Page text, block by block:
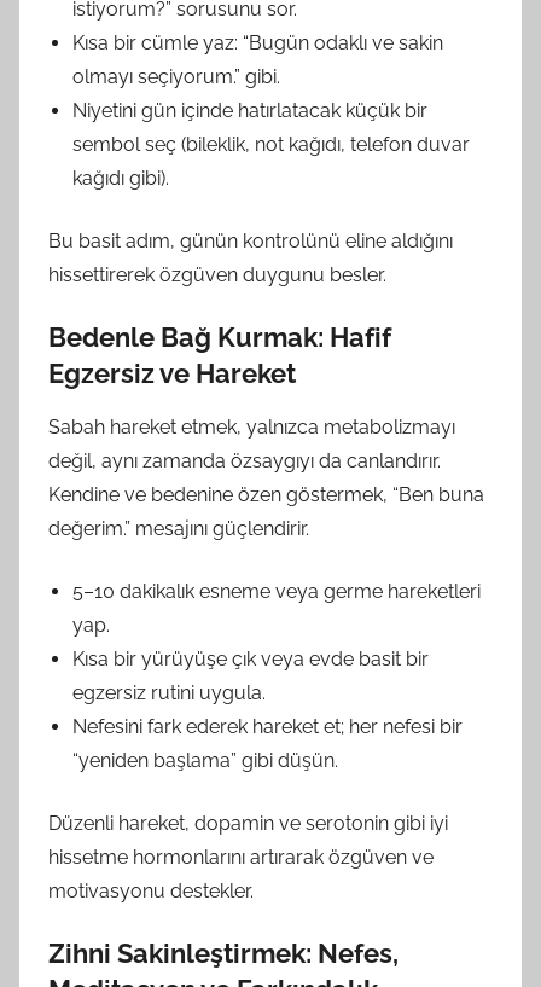
istiyorum?” sorusunu sor.
Kısa bir cümle yaz: “Bugün odaklı ve sakin
olmayı seçiyorum.” gibi.
Niyetini gün içinde hatırlatacak küçük bir
sembol seç (bileklik, not kağıdı, telefon duvar
kağıdı gibi).
Bu basit adım, günün kontrolünü eline aldığını
hissettirerek özgüven duygunu besler.
Bedenle Bağ Kurmak: Hafif
Egzersiz ve Hareket
Sabah hareket etmek, yalnızca metabolizmayı
değil, aynı zamanda özsaygıyı da canlandırır.
Kendine ve bedenine özen göstermek, “Ben buna
değerim.” mesajını güçlendirir.
5–10 dakikalık esneme veya germe hareketleri
yap.
Kısa bir yürüyüşe çık veya evde basit bir
egzersiz rutini uygula.
Nefesini fark ederek hareket et; her nefesi bir
“yeniden başlama” gibi düşün.
Düzenli hareket, dopamin ve serotonin gibi iyi
hissetme hormonlarını artırarak özgüven ve
motivasyonu destekler.
Zihni Sakinleştirmek: Nefes,